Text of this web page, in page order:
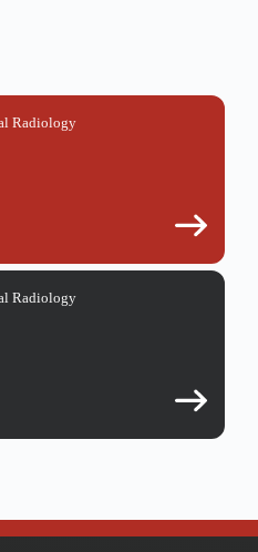
Radiology
Radiology